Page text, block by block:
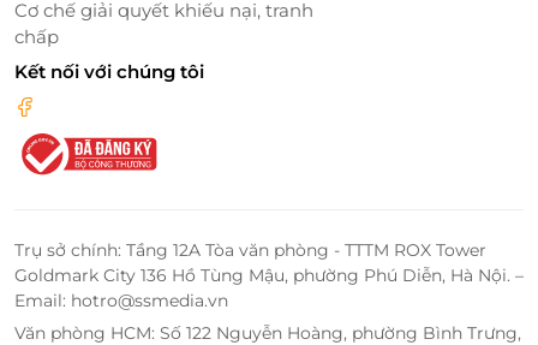
Cơ chế giải quyết khiếu nại, tranh
chấp
Kết nối với chúng tôi
Trụ sở chính: Tầng 12A Tòa văn phòng - TTTM ROX Tower
Goldmark City 136 Hồ Tùng Mậu, phường Phú Diễn, Hà Nội. –
Email: hotro@ssmedia.vn
Văn phòng HCM: Số 122 Nguyễn Hoàng, phường Bình Trưng,